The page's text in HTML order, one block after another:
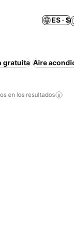
ES · $
gratuita Aire
en los resultados